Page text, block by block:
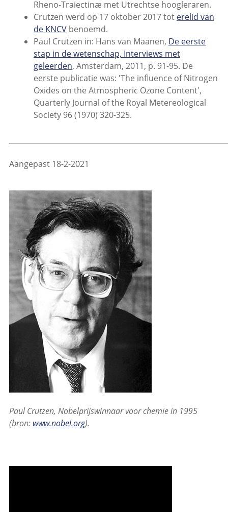
Rheno-Traiectinæ met Utrechtse hoogleraren.
Crutzen werd op 17 oktober 2017 tot erelid van
de KNCVbenoemd.
Paul Crutzen in: Hans van Maanen, De eerste
stap in de wetenschap, Interviews met
geleerden, Amsterdam, 2011, p. 91-95. De
eerste publicatie was: 'The influence of Nitrogen
Oxides on the Atmospheric Ozone Content',
Quarterly Journal of the Royal Metereological
Society 96 (1970) 320-325.
Aangepast 18-2-2021
Paul Crutzen, Nobelprijswinnaar voor chemie in 1995
(bron: www.nobel.org).